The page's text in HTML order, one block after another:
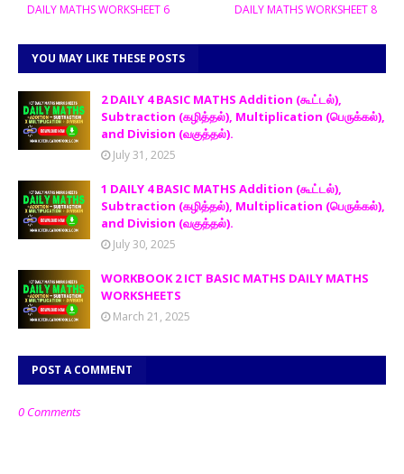
DAILY MATHS WORKSHEET 8
DAILY MATHS WORKSHEET 6
YOU MAY LIKE THESE POSTS
2 DAILY 4 BASIC MATHS Addition (கூட்டல்),
Subtraction (கழித்தல்), Multiplication (பெருக்கல்),
and Division (வகுத்தல்).
July 31, 2025
1 DAILY 4 BASIC MATHS Addition (கூட்டல்),
Subtraction (கழித்தல்), Multiplication (பெருக்கல்),
and Division (வகுத்தல்).
July 30, 2025
WORKBOOK 2 ICT BASIC MATHS DAILY MATHS
WORKSHEETS
March 21, 2025
POST A COMMENT
0 Comments